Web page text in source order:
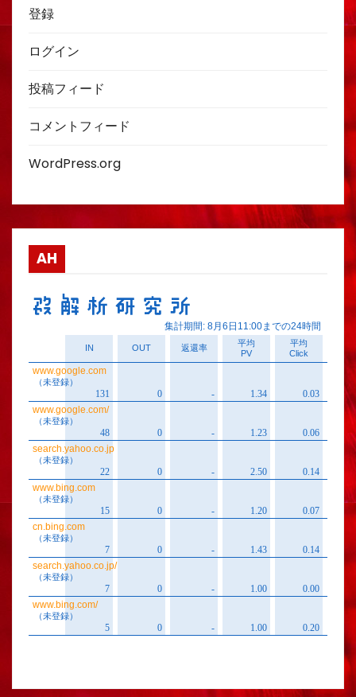
登録
ログイン
投稿フィード
コメントフィード
WordPress.org
AH